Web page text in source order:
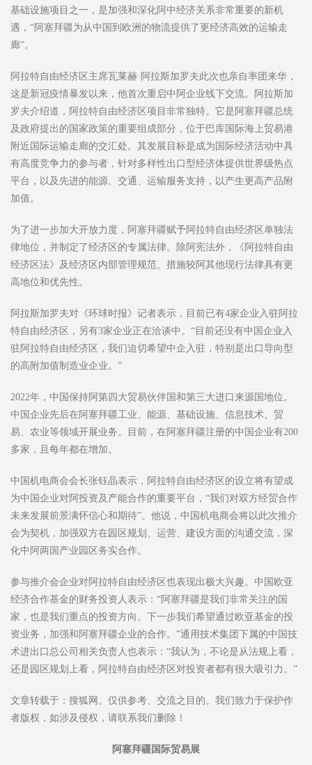
基础设施项目之一，是加强和深化阿中经济关系非常重要的新机
遇，“阿塞拜疆为从中国到欧洲的物流提供了更经济高效的运输走
廊”。
阿拉特自由经济区主席瓦莱赫·阿拉斯加罗夫此次也亲自率团来华，
这是新冠疫情暴发以来，他首次重启中阿企业线下交流。阿拉斯加
罗夫介绍道，阿拉特自由经济区项目非常独特。它是阿塞拜疆总统
及政府提出的国家政策的重要组成部分，位于巴库国际海上贸易港
附近国际运输走廊的交汇处。其发展目标是成为国际经济活动中具
有高度竞争力的参与者，针对多样性出口型经济体提供世界级热点
平台，以及先进的能源、交通、运输服务支持，以产生更高产品附
加值。
为了进一步加大开放力度，阿塞拜疆赋予阿拉特自由经济区单独法
律地位，并制定了经济区的专属法律。除阿宪法外，《阿拉特自由
经济区法》及经济区内部管理规范、措施较阿其他现行法律具有更
高地位和优先性。
阿拉斯加罗夫对《环球时报》记者表示，目前已有4家企业入驻阿拉
特自由经济区，另有3家企业正在洽谈中。“目前还没有中国企业入
驻阿拉特自由经济区，我们迫切希望中企入驻，特别是出口导向型
的高附加值制造业企业。”
2022年，中国保持阿第四大贸易伙伴国和第三大进口来源国地位。
中国企业先后在阿塞拜疆工业、能源、基础设施、信息技术、贸
易、农业等领域开展业务。目前，在阿塞拜疆注册的中国企业有200
多家，且每年都在增加。
中国机电商会会长张钰晶表示，阿拉特自由经济区的设立将有望成
为中国企业对阿投资及产能合作的重要平台，“我们对双方经贸合作
未来发展前景满怀信心和期待”。他说，中国机电商会将以此次推介
会为契机，加强双方在园区规划、运营、建设方面的沟通交流，深
化中阿两国产业园区务实合作。
参与推介会企业对阿拉特自由经济区也表现出极大兴趣。中国欧亚
经济合作基金的财务投资人表示：“阿塞拜疆是我们非常关注的国
家，也是我们重点的投资方向。下一步我们希望通过欧亚基金的投
资业务，加强和阿塞拜疆企业的合作。”通用技术集团下属的中国技
术进出口总公司相关负责人也表示：“我认为，不论是从法规上看，
还是园区规划上看，阿拉特自由经济区对投资者都有很大吸引力。”
文章转载于：搜狐网。仅供参考、交流之目的。我们致力于保护作
者版权，如涉及侵权，请联系我们删除！
阿塞拜疆国际贸易展